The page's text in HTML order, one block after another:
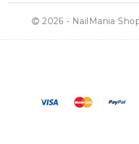
2026 - NailMania